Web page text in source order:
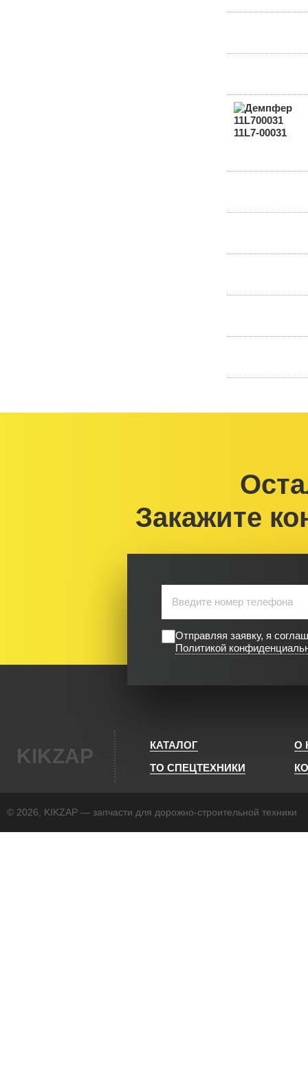
Закажите
Отправляя заявку, я
Политикой
KIKZAP КАТАЛОГ
О
ТО СПЕЦТЕХНИКИ
© 2026, KIKZAP — запчасти для дорожно-строительной техники